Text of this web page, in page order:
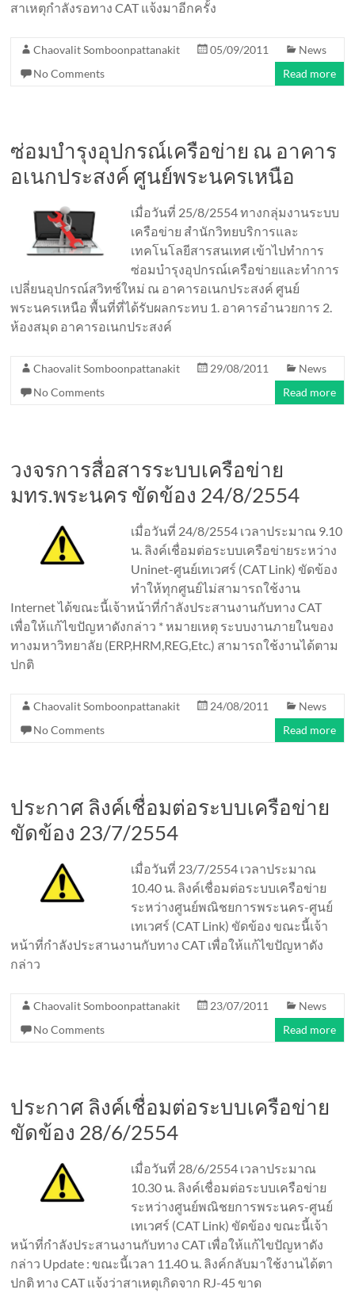
สาเหตุกำลังรอทาง CAT แจ้งมาอีกครั้ง
Chaovalit Somboonpattanakit 05/09/2011
News
No Comments
Read more
ซ่อมบำรุงอุปกรณ์เครือข่าย ณ อาคาร
อเนกประสงค์ ศูนย์พระนครเหนือ
เมื่อวันที่ 25/8/2554 ทางกลุ่มงานระบบ
เครือข่าย สำนักวิทยบริการและ
เทคโนโลยีสารสนเทศ เข้าไปทำการ
ซ่อมบำรุงอุปกรณ์เครือข่ายและทำการ
เปลี่ยนอุปกรณ์สวิทซ์ใหม่ ณ อาคารอเนกประสงค์ ศูนย์
พระนครเหนือ พื้นที่ที่ได้รับผลกระทบ 1. อาคารอำนวยการ 2.
ห้องสมุด อาคารอเนกประสงค์
Chaovalit Somboonpattanakit 29/08/2011
News
No Comments
Read more
วงจรการสื่อสารระบบเครือข่าย
มทร.พระนคร ขัดข้อง 24/8/2554
เมื่อวันที่ 24/8/2554 เวลาประมาณ 9.10
น. ลิงค์เชื่อมต่อระบบเครือข่ายระหว่าง
Uninet-ศูนย์เทเวศร์ (CAT Link) ขัดข้อง
ทำให้ทุกศูนย์ไม่สามารถใช้งาน
Internet ได้ขณะนี้เจ้าหน้าที่กำลังประสานงานกับทาง CAT
เพื่อให้แก้ไขปัญหาดังกล่าว * หมายเหตุ ระบบงานภายในของ
ทางมหาวิทยาลัย (ERP,HRM,REG,Etc.) สามารถใช้งานได้ตาม
ปกติ
Chaovalit Somboonpattanakit 24/08/2011
News
No Comments
Read more
ประกาศ ลิงค์เชื่อมต่อระบบเครือข่าย
ขัดข้อง 23/7/2554
เมื่อวันที่ 23/7/2554 เวลาประมาณ
10.40 น. ลิงค์เชื่อมต่อระบบเครือข่าย
ระหว่างศูนย์พณิชยการพระนคร-ศูนย์
เทเวศร์ (CAT Link) ขัดข้อง ขณะนี้เจ้า
หน้าที่กำลังประสานงานกับทาง CAT เพื่อให้แก้ไขปัญหาดัง
กล่าว
Chaovalit Somboonpattanakit 23/07/2011
News
No Comments
Read more
ประกาศ ลิงค์เชื่อมต่อระบบเครือข่าย
ขัดข้อง 28/6/2554
เมื่อวันที่ 28/6/2554 เวลาประมาณ
10.30 น. ลิงค์เชื่อมต่อระบบเครือข่าย
ระหว่างศูนย์พณิชยการพระนคร-ศูนย์
เทเวศร์ (CAT Link) ขัดข้อง ขณะนี้เจ้า
หน้าที่กำลังประสานงานกับทาง CAT เพื่อให้แก้ไขปัญหาดัง
กล่าว Update : ขณะนี้เวลา 11.40 น. ลิงค์กลับมาใช้งานได้ตา
ปกติ ทาง CAT เเจ้งว่าสาเหตุเกิดจาก RJ-45 ขาด